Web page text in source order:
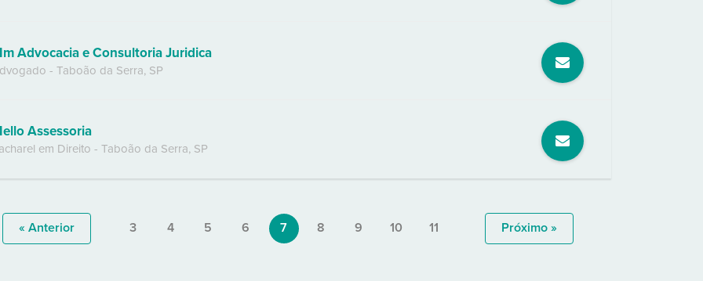
Advocacia e Consultoria Juridica
- Taboão da Serra, SP
Assessoria
em Direito - Taboão da Serra, SP
« Anterior 3 4 5 6 7 8 9 10 11 Próximo »